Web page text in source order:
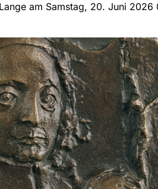
am Samstag, 20. Juni 2026